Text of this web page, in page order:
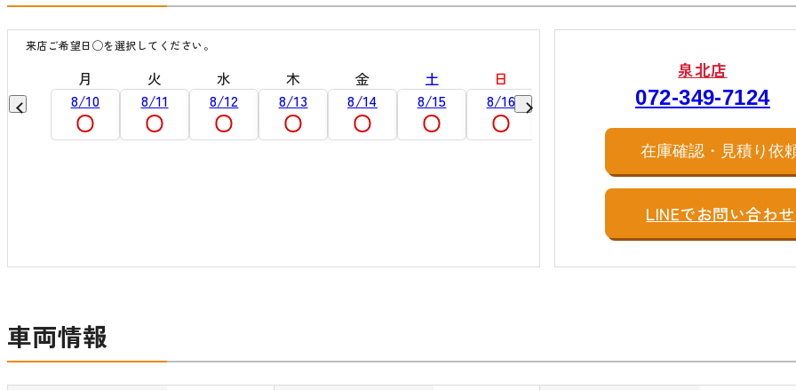
来店ご希望日◯を選択してください。
9/6
月
8/10
火
8/11
水
8/12
木
8/13
金
8/14
土
8/15
日
8/16
8/18
水
8/19
8/20
泉北店
072-349-7124
在庫確認・見積り依
LINEでお問い合わせ
車両情報